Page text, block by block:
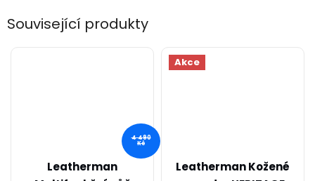
Související produkty
4 490
Kč
Leatherman
Akce
Leatherman Kožené